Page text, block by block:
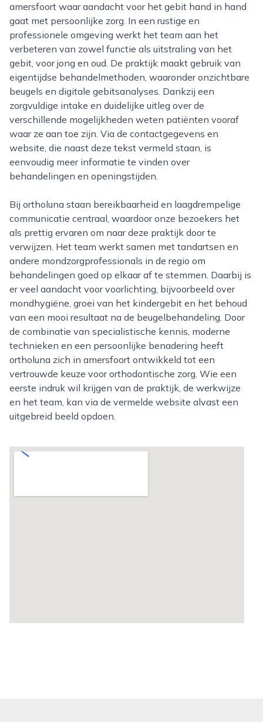
amersfoort waar aandacht voor het gebit hand in hand
gaat met persoonlijke zorg. In een rustige en
professionele omgeving werkt het team aan het
verbeteren van zowel functie als uitstraling van het
gebit, voor jong en oud. De praktijk maakt gebruik van
eigentijdse behandelmethoden, waaronder onzichtbare
beugels en digitale gebitsanalyses. Dankzij een
zorgvuldige intake en duidelijke uitleg over de
verschillende mogelijkheden weten patiënten vooraf
waar ze aan toe zijn. Via de contactgegevens en
website, die naast deze tekst vermeld staan, is
eenvoudig meer informatie te vinden over
behandelingen en openingstijden.
Bij ortholuna staan bereikbaarheid en laagdrempelige
communicatie centraal, waardoor onze bezoekers het
als prettig ervaren om naar deze praktijk door te
verwijzen. Het team werkt samen met tandartsen en
andere mondzorgprofessionals in de regio om
behandelingen goed op elkaar af te stemmen. Daarbij is
er veel aandacht voor voorlichting, bijvoorbeeld over
mondhygiëne, groei van het kindergebit en het behoud
van een mooi resultaat na de beugelbehandeling. Door
de combinatie van specialistische kennis, moderne
technieken en een persoonlijke benadering heeft
ortholuna zich in amersfoort ontwikkeld tot een
vertrouwde keuze voor orthodontische zorg. Wie een
eerste indruk wil krijgen van de praktijk, de werkwijze
en het team, kan via de vermelde website alvast een
uitgebreid beeld opdoen.